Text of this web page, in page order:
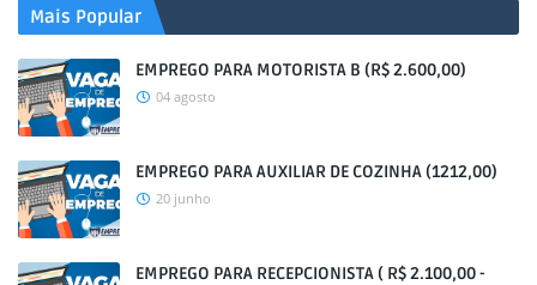
Mais Popular
EMPREGO PARA MOTORISTA B (R$ 2.600,00)
04 agosto
EMPREGO PARA AUXILIAR DE COZINHA (1212,00)
20 junho
EMPREGO PARA RECEPCIONISTA ( R$ 2.100,00 -